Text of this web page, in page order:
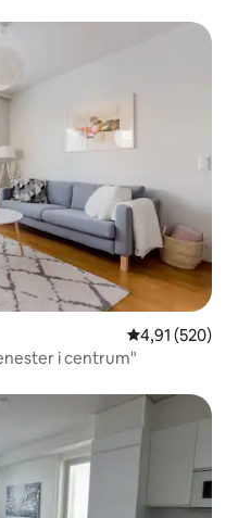
4,91 ud af 5 i
4,91 (520)
i centrum"